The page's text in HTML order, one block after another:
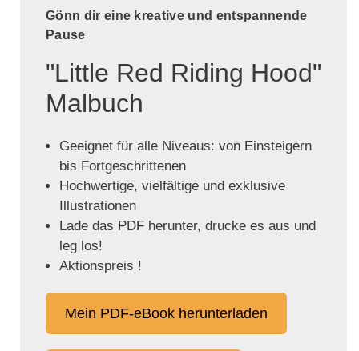
Gönn dir eine kreative und entspannende
Pause
"Little Red Riding Hood"
Malbuch
Geeignet für alle Niveaus: von Einsteigern
bis Fortgeschrittenen
Hochwertige, vielfältige und exklusive
Illustrationen
Lade das PDF herunter, drucke es aus und
leg los!
Aktionspreis !
Mein PDF-eBook herunterladen